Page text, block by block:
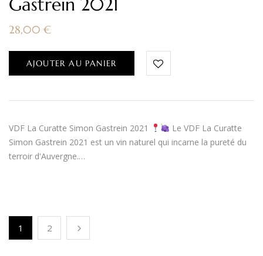
Gastrein 2021
28,00 €
AJOUTER AU PANIER
VDF La Curatte Simon Gastrein 2021
Le VDF La Curatte
Simon Gastrein 2021 est un vin naturel qui incarne la pureté du
terroir d'Auvergne.…
1 2